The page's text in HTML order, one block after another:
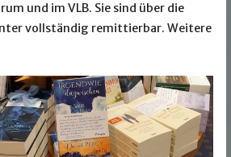
und im VLB. Sie sind über die
vollständig remittierbar. Weitere